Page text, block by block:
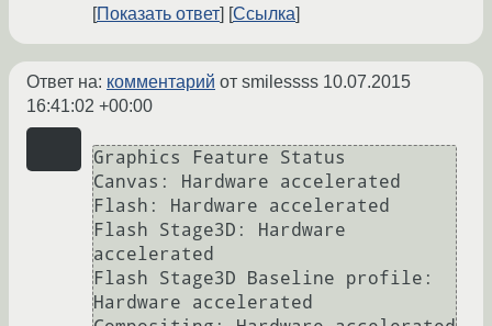
Показать ответ Ссылка
Ответ на: комментарий от smilessss 10.07.2015
16:41:02 +00:00
Graphics Feature Status
Canvas: Hardware accelerated
Flash: Hardware accelerated
Flash Stage3D: Hardware
accelerated
Flash Stage3D Baseline profile:
Hardware accelerated